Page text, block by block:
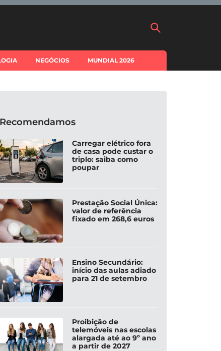
NEGÓCIOS MUNDIAL 2026
Recomendamos
Carregar elétrico fora
de casa pode custar o
triplo: saiba como
poupar
Prestação Social Única:
valor de referência
fixado em 268,6 euros
Ensino Secundário:
início das aulas adiado
para 21 de setembro
Proibição de
telemóveis nas escolas
alargada até ao 9º ano
a partir de 2027